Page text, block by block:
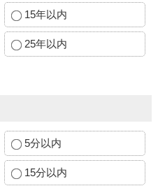
15年以内
25年以内
5分以内
15分以内